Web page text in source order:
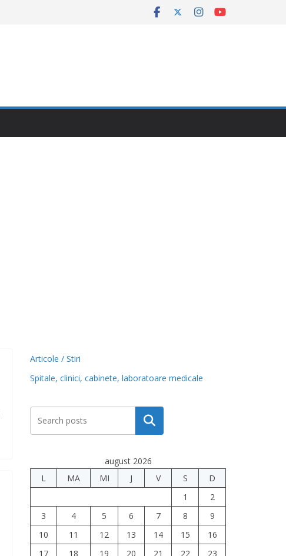
Articole / Stiri
Spitale, clinici, cabinete, laboratoare medicale
Caută
august 2026
L
MA MI J V S
D
1
2
3
4 5 6 7 8
9
10
11 12 13 14 15
16
17
18 19 20 21 22
23